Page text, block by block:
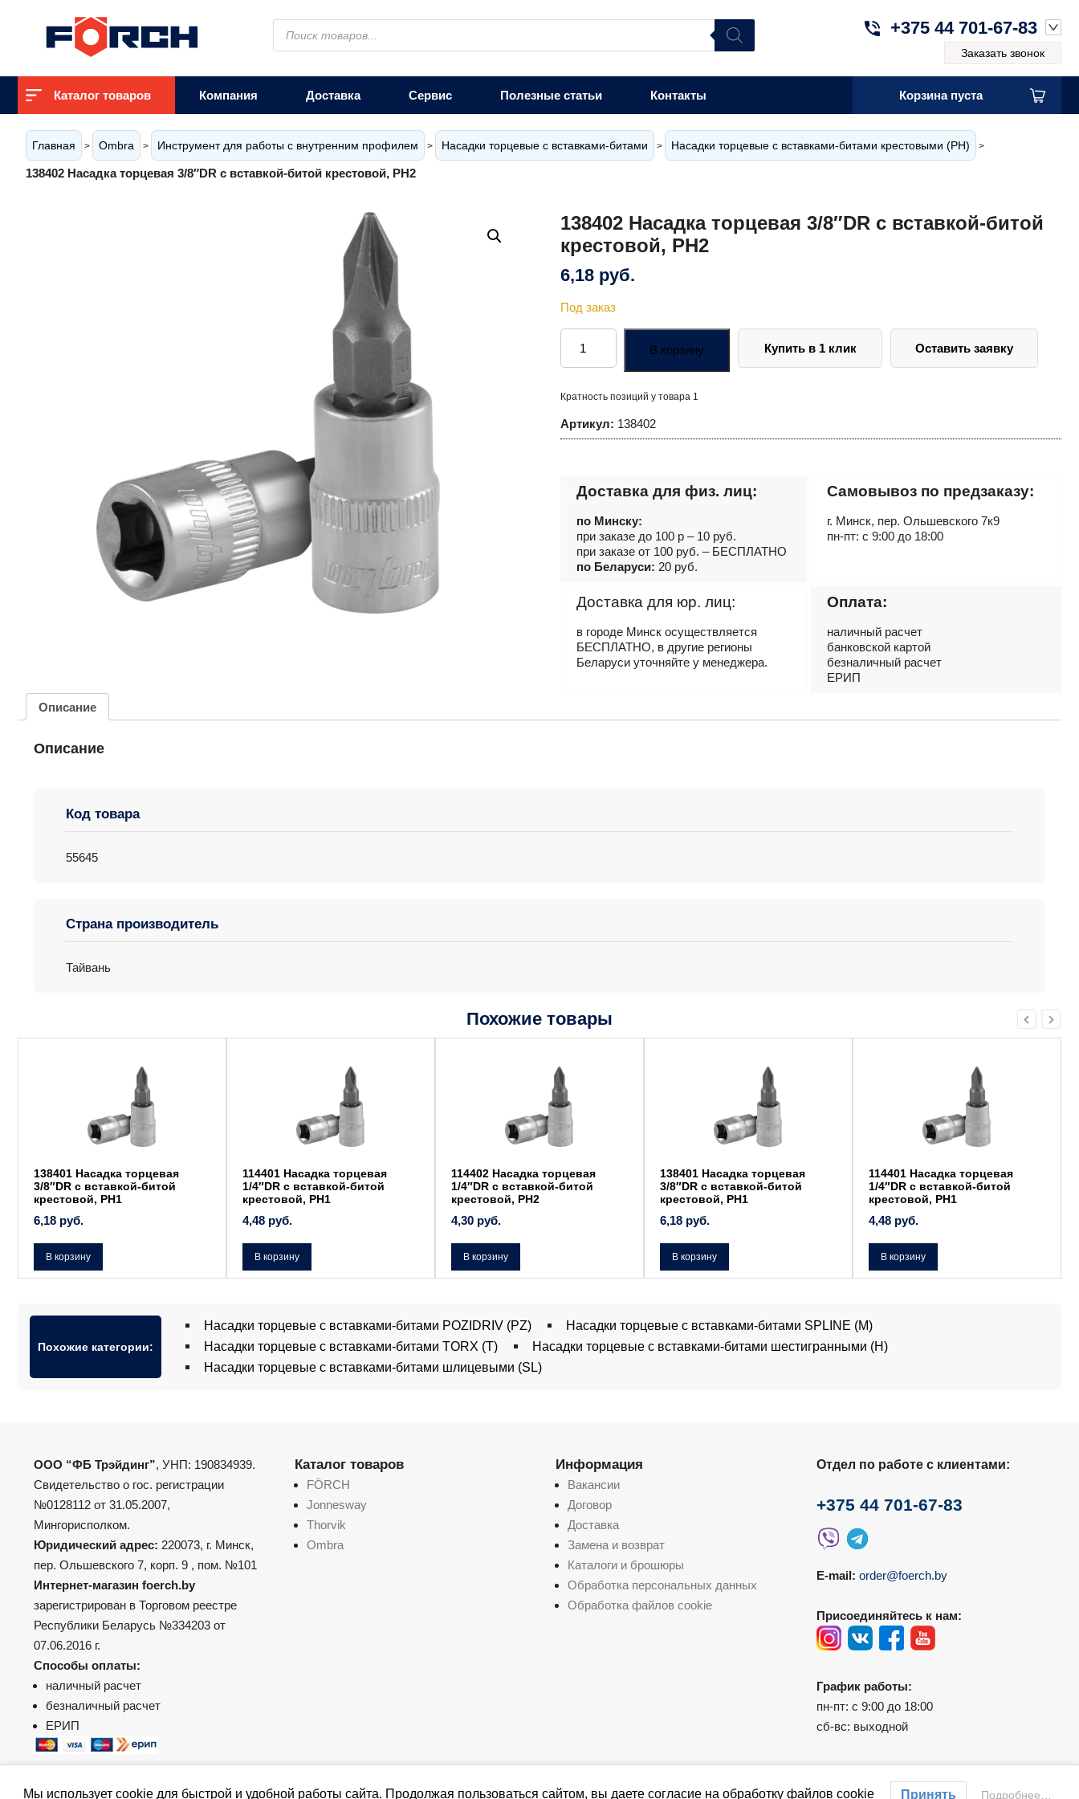
Поиск
товаров
+375 44 701-67-83
Заказать звонок
Каталог товаров Компания Доставка Сервис Полезные статьи Контакты Корзина пуста
Главная > Ombra > Инструмент для работы с внутренним профилем > Насадки торцевые с вставками-битами > Насадки торцевые с вставками-битами крестовыми (PH) >
138402 Насадка торцевая 3/8″DR с вставкой-битой крестовой, РН2
138402 Насадка торцевая 3/8″DR с вставкой-битой
крестовой, РН2
6,18 руб.
Под заказ
Количество
товара
138402
Насадка
с
битой
В корзину Оставить заявку
Купить в 1 клик
Кратность позиций у товара 1
Артикул: 138402
Доставка для физ. лиц:
по Минску:
при заказе до 100 р – 10 руб.
при заказе от 100 руб. – БЕСПЛАТНО
по Беларуси: 20 руб.
Самовывоз по предзаказу:
г. Минск, пер. Ольшевского 7к9
пн-пт: с 9:00 до 18:00
Доставка для юр. лиц:
в городе Минск осуществляется
БЕСПЛАТНО, в другие регионы
Беларуси уточняйте у менеджера.
Оплата:
наличный расчет
банковской картой
безналичный расчет
ЕРИП
Описание
Описание
Код товара
55645
Страна производитель
Тайвань
Похожие товары
138401 Насадка торцевая
3/8″DR с вставкой-битой
крестовой, РН1
6,18 руб.
В корзину
114401 Насадка торцевая
1/4″DR с вставкой-битой
крестовой, РН1
4,48 руб.
В корзину
114402 Насадка торцевая
1/4″DR с вставкой-битой
крестовой, РН2
4,30 руб.
В корзину
138401 Насадка торцевая
3/8″DR с вставкой-битой
крестовой, РН1
6,18 руб.
В корзину
114401 Насадка торцевая
1/4″DR с вставкой-битой
крестовой, РН1
4,48 руб.
В корзину
Похожие категории:
Насадки торцевые с вставками-битами POZIDRIV (PZ)
Насадки торцевые с вставками-битами SPLINE (M)
Насадки торцевые с вставками-битами TORX (T)
Насадки торцевые с вставками-битами шестигранными (H)
Насадки торцевые с вставками-битами шлицевыми (SL)
ООО “ФБ Трэйдинг”, УНП: 190834939.
Свидетельство о гос. регистрации
№0128112 от 31.05.2007,
Мингорисполком.
Юридический адрес: 220073, г. Минск,
пер. Ольшевского 7, корп. 9 , пом. №101
Интернет-магазин foerch.by
зарегистрирован в Торговом реестре
Республики Беларусь №334203 от
07.06.2016 г.
Способы оплаты:
наличный расчет
безналичный расчет
ЕРИП
Каталог товаров
FÖRCH
Jonnesway
Thorvik
Ombra
Информация
Вакансии
Договор
Доставка
Замена и возврат
Каталоги и брошюры
Обработка персональных данных
Обработка файлов cookie
Отдел по работе с клиентами:
+375 44 701-67-83
E-mail: order@foerch.by
Присоединяйтесь к нам:
График работы:
пн-пт: с 9:00 до 18:00
сб-вс: выходной
Мы использует cookie для быстрой и удобной работы сайта. Продолжая пользоваться сайтом, вы даете согласие на обработку файлов cookie Принять Подробнее…